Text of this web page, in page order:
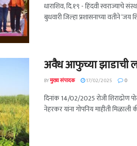
धाराशिव, दि.१९ - हिंदवी स्वराज्याचे
बुधवारी जिल्हा प्रशासनाच्या वतीने ‘जय
अवैध आफुच्या झाडाची
BYमुख्य संपादक 17/02/2025 0
दिनांक 14/02/2025 रोजी शिराढोण
नेहरकर यांना गोपनिय माहीती